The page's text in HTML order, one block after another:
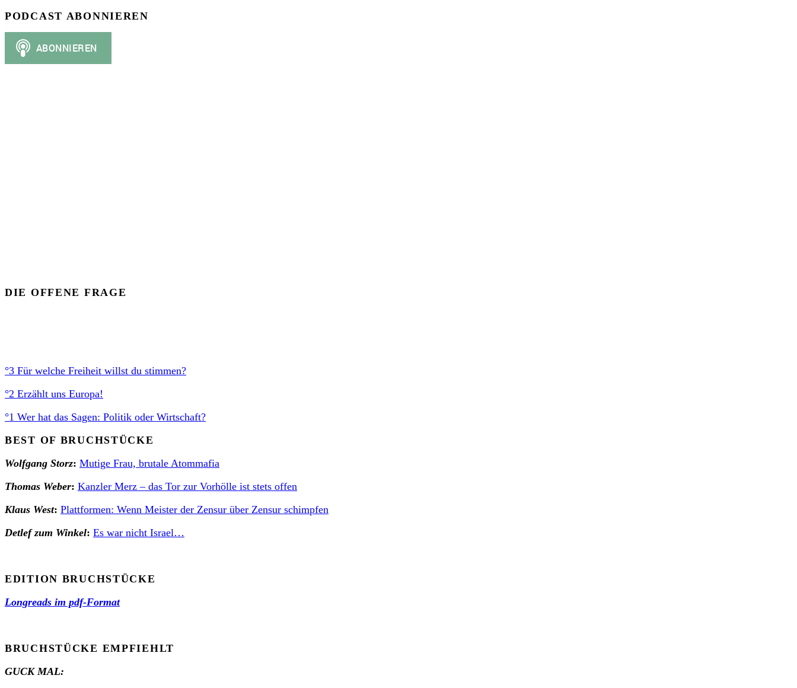
PODCAST ABONNIEREN
DIE OFFENE FRAGE
°3 Für welche Freiheit willst du stimmen?
°2 Erzählt uns Europa!
°1 Wer hat das Sagen: Politik oder Wirtschaft?
BEST OF BRUCHSTÜCKE
Wolfgang Storz: Mutige Frau, brutale Atommafia
Thomas Weber: Kanzler Merz – das Tor zur Vorhölle ist stets offen
Klaus West: Plattformen: Wenn Meister der Zensur über Zensur schimpfen
Detlef zum Winkel: Es war nicht Israel…
EDITION BRUCHSTÜCKE
Longreads im pdf-Format
BRUCHSTÜCKE EMPFIEHLT
GUCK MAL: